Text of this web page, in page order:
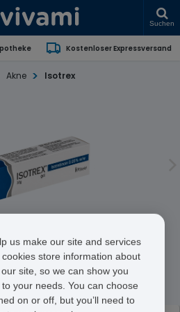
Suchen
Kostenloser Expressversand
Akne Isotrex
Isotretinoin
us make our site and services
store information about
site, so we can show you
your needs. You can choose
on or off, but you’ll need to